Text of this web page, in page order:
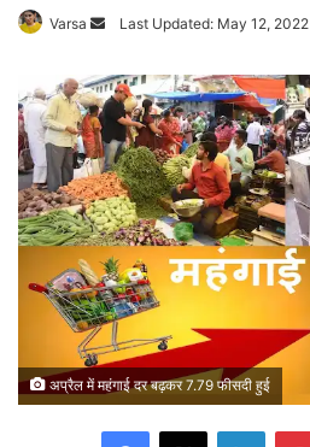
Varsa
Send
email
Last Updated: May 12, 2022
अप्रैल में महंगाई दर बढ़कर 7.79 फीसदी हुई